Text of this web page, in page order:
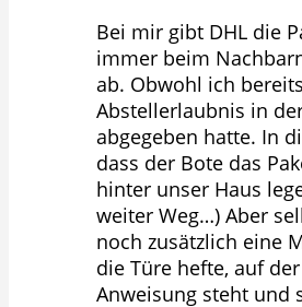
Bei mir gibt DHL die
immer beim
ab. Obwohl ich
Abstellerlaubnis in
abgegeben hatte. In
dass der Bote das
hinter unser Haus
weiter Weg…) Aber
noch zusätzlich eine
die Türe hefte, auf
Anweisung steht und